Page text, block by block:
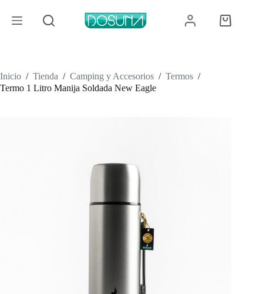
contenido
Carro
de
Inicio / Tienda / Camping y Accesorios / Termos /
Termo 1 Litro Manija Soldada New Eagle